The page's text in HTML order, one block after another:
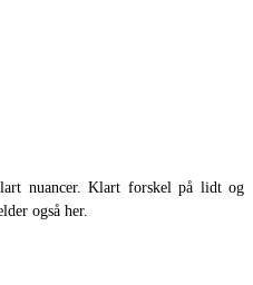
nuancer. Klart forskel på lidt og
også her.